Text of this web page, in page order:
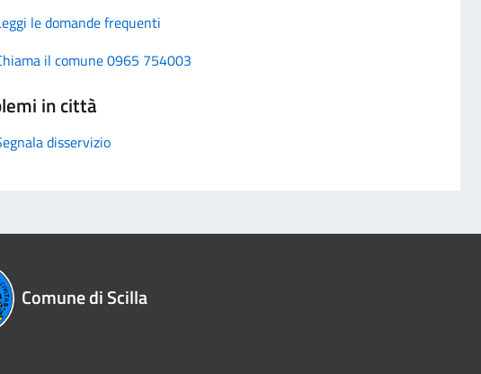
le domande frequenti
il comune 0965 754003
in città
disservizio
Comune di Scilla